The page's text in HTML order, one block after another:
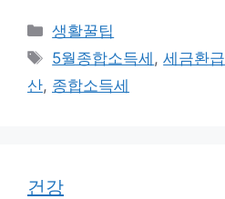
카
테
리
생활꿀팁
태
그
5월종합소득세 ,세금환급
산, 종합소득세
건강